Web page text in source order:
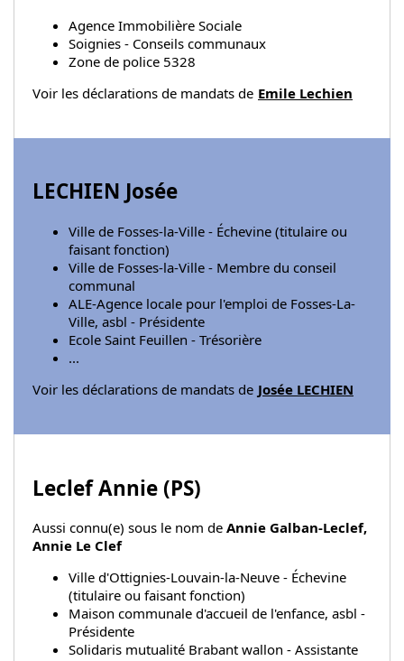
Agence Immobilière Sociale
Soignies - Conseils communaux
Zone de police 5328
Voir les déclarations de mandats de Emile Lechien
LECHIEN Josée
Ville de Fosses-la-Ville - Échevine (titulaire ou
faisant fonction)
Ville de Fosses-la-Ville - Membre du conseil
communal
ALE-Agence locale pour l'emploi de Fosses-La-
Ville, asbl - Présidente
Ecole Saint Feuillen - Trésorière
...
Voir les déclarations de mandats de Josée LECHIEN
Leclef Annie (PS)
Aussi connu(e) sous le nom de Annie Galban-Leclef,
Annie Le Clef
Ville d'Ottignies-Louvain-la-Neuve - Échevine
(titulaire ou faisant fonction)
Maison communale d'accueil de l'enfance, asbl -
Présidente
Solidaris mutualité Brabant wallon - Assistante